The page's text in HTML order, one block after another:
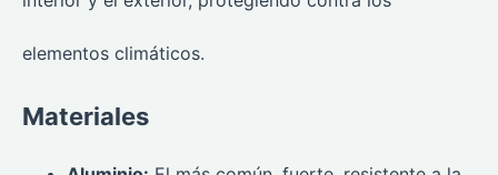
elementos climáticos.
Materiales